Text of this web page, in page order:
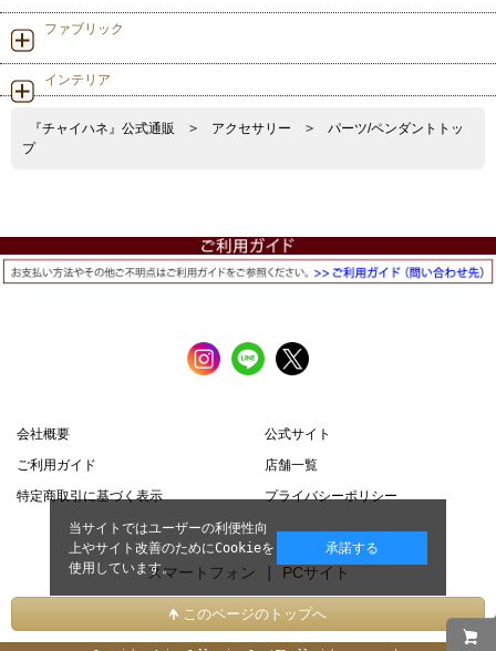
ファブリック
インテリア
『チャイハネ』公式通販 > アクセサリー >
パーツ/ペンダントトッ
プ
会社概要
公式サイト
ご利用ガイド
店舗一覧
特定商取引に基づく表示
プライバシーポリシー
スマートフォン | PCサイト
このページのトップへ
当サイトではユーザーの利便性向
上やサイト改善のためにCookieを
使用しています。
承諾する